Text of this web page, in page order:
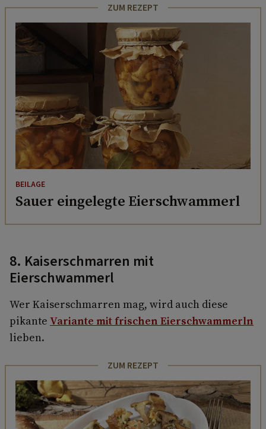
ZUM REZEPT
BEILAGE
Sauer eingelegte Eierschwammerl
8. Kaiserschmarren mit
Eierschwammerl
Wer Kaiserschmarren mag, wird auch diese
pikante Variante mit frischen Eierschwammerln
lieben.
ZUM REZEPT